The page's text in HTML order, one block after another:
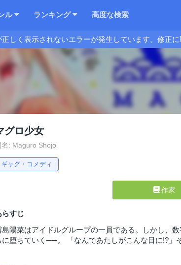
ル ランキング 高度な検索
しく表示されないエラーが発生しています。修正
グロ少女
名: Maguro Shojo
ギャグ・コメディ
作家
らすじ
島陽菜はアイドルグループの一員である。しかし、
に堕ちていく──。 「なんであたしがこんな目に!?